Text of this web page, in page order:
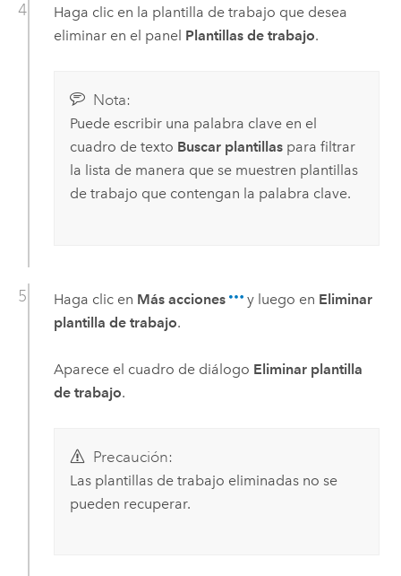
Haga clic en la plantilla de trabajo que desea
eliminar en el panel Plantillas de trabajo.
Nota:
Puede escribir una palabra clave en el
cuadro de texto Buscar plantillaspara filtrar
la lista de manera que se muestren plantillas
de trabajo que contengan la palabra clave.
Haga clic en Más acciones y luego en Eliminar
plantilla de trabajo.
Aparece el cuadro de diálogo Eliminar plantilla
de trabajo.
Precaución:
Las plantillas de trabajo eliminadas no se
pueden recuperar.